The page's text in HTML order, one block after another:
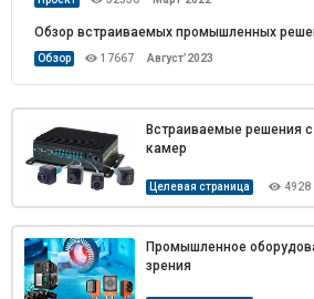
Обзор встраиваемых промышленных
Обзор 17667 Август’2023
Целевая страница 4928
Встраиваемые решения
камер
Промышленное
зрения